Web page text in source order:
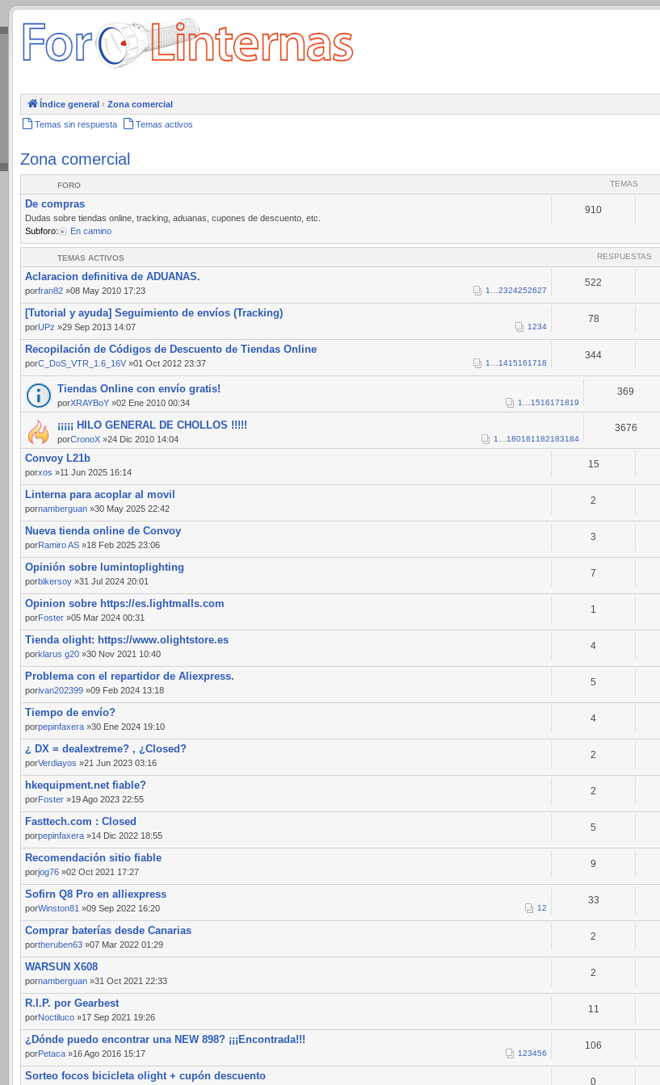
.
Índice general ‹ Zona comercial
Temas sin respuesta Temas activos
Zona comercial
FORO TEMAS
De compras
Dudas sobre tiendas online, tracking, aduanas, cupones de descuento, etc.
Subforo:
En camino
910
TEMAS ACTIVOS RESPUESTAS
Aclaracion definitiva de ADUANAS.
porfran82 »08 May 2010 17:23 1 2324252627
522
[Tutorial y ayuda] Seguimiento de envíos (Tracking)
porUPz »29 Sep 2013 14:07 1234
78
Recopilación de Códigos de Descuento de Tiendas Online
porC_DoS_VTR_1.6_16V »01 Oct 2012 23:37 1 1415161718
344
Tiendas Online con envío gratis!
porXRAYBoY »02 Ene 2010 00:34 1 1516171819
369
¡¡¡¡¡ HILO GENERAL DE CHOLLOS !!!!!
porCronoX »24 Dic 2010 14:04 1 180181 182183184
3676
Convoy L21b
porxos »11 Jun 2025 16:14
15
Linterna para acoplar al movil
pornamberguan »30 May 2025 22:42
2
Nueva tienda online de Convoy
porRamiro AS »18 Feb 2025 23:06
3
Opinión sobre lumintoplighting
porbikersoy »31 Jul 2024 20:01
7
Opinion sobre https://es.lightmalls.com
porFoster »05 Mar 2024 00:31
1
Tienda olight: https://www.olightstore.es
porklarus g20 »30 Nov 2021 10:40
4
Problema con el repartidor de Aliexpress.
porivan202399 »09 Feb 2024 13:18
5
Tiempo de envío?
porpepinfaxera »30 Ene 2024 19:10
4
¿ DX = dealextreme? , ¿Closed?
porVerdiayos »21 Jun 2023 03:16
2
hkequipment.net fiable?
porFoster »19 Ago 2023 22:55
2
Fasttech.com : Closed
porpepinfaxera »14 Dic 2022 18:55
5
Recomendación sitio fiable
porjog76 »02 Oct 2021 17:27
9
Sofirn Q8 Pro en alliexpress
porWinston81 »09 Sep 2022 16:20 12
33
Comprar baterías desde Canarias
portheruben63 »07 Mar 2022 01:29
2
WARSUN X608
pornamberguan »31 Oct 2021 22:33
2
R.I.P. por Gearbest
porNoctiluco »17 Sep 2021 19:26
11
¿Dónde puedo encontrar una NEW 898? ¡¡¡Encontrada!!!
porPetaca »16 Ago 2016 15:17 123456
106
Sorteo focos bicicleta olight + cupón descuento 0